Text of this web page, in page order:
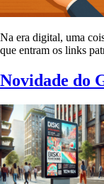
Na era digital, uma
que entram os links
Novidade do